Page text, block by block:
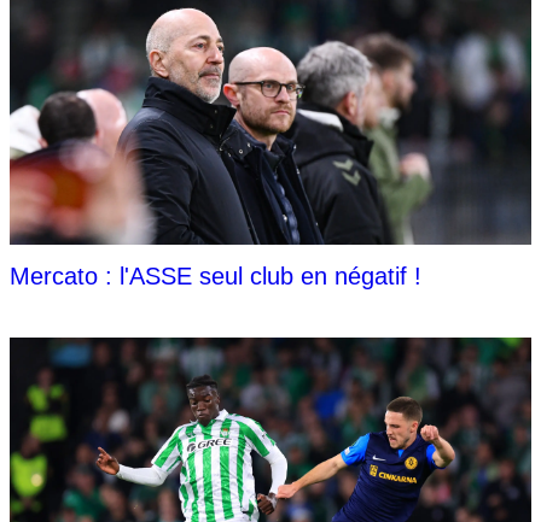
Mercato : l'ASSE seul club en négatif !